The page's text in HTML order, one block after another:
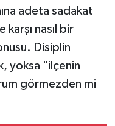
adeta sadakat
nasıl bir
Disiplin
yoksa "ilçenin
görmezden mi